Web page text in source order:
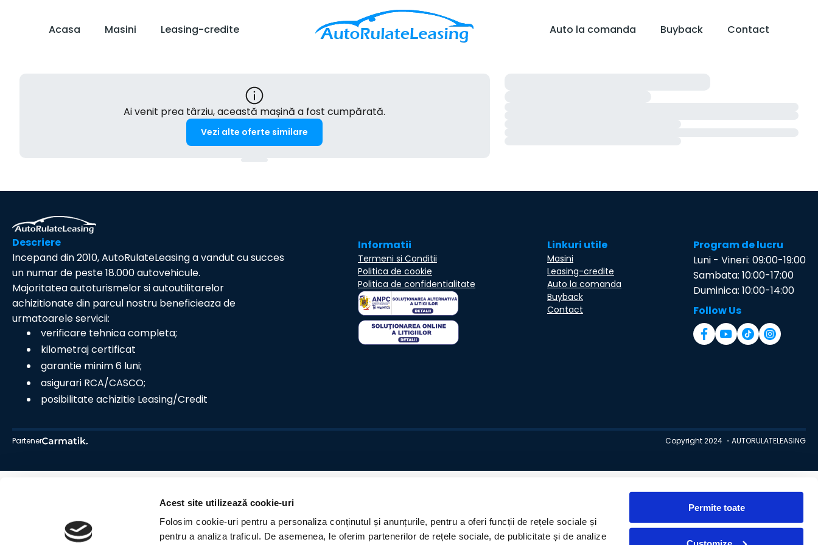
Acest site utilizează cookie-uri
Folosim cookie-uri pentru a personaliza conținutul și anunțurile, pentru a oferi funcții de rețele sociale și
pentru a analiza traficul. De asemenea, le oferim partenerilor de rețele sociale, de publicitate și de analize
Permite toate
Acasa Masini Leasing-credite Auto la comanda Buyback Contact
Ai venit prea târziu, această mașină a fost cumpărată.
Vezi alte oferte similare
Descriere
Incepand din 2010, AutoRulateLeasing a vandut cu succes
un numar de peste 18.000 autovehicule.
Majoritatea autoturismelor si autoutilitarelor
achizitionate din parcul nostru beneficieaza de
urmatoarele servicii:
verificare tehnica completa;
kilometraj certificat
garantie minim 6 luni;
asigurari RCA/CASCO;
posibilitate achizitie Leasing/Credit
Informatii
Termeni si Conditii
Politica de cookie
Politica de confidentialitate
Linkuri utile
Masini
Leasing-credite
Auto la comanda
Buyback
Contact
Program de lucru
Luni - Vineri: 09:00-19:00
Sambata: 10:00-17:00
Duminica: 10:00-14:00
Follow Us
Partener Copyright 2024 ・AUTORULATELEASING